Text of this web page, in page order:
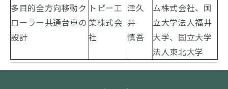
多目的全方向移動ク
ローラー共通台車の
設計
トピー工
業株式会
社
津久
井
慎吾
ム株式会社、国
立大学法人福井
大学、国立大学
法人東北大学